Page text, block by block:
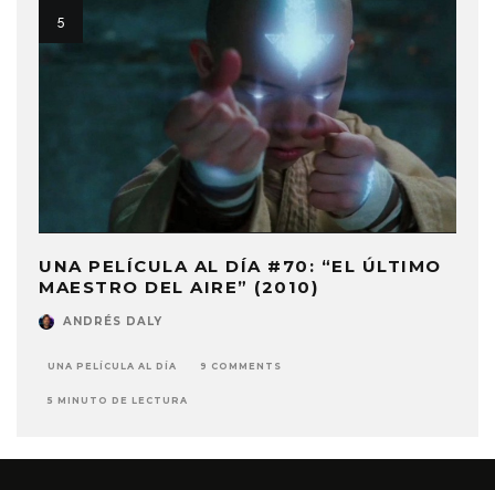
UNA PELÍCULA AL DÍA #70: “EL ÚLTIMO
MAESTRO DEL AIRE” (2010)
ANDRÉS DALY
UNA PELÍCULA AL DÍA 9 COMMENTS
5 MINUTO DE LECTURA